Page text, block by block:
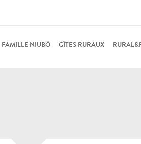
FAMILLE NIUBÒ GÎTES RURAUX